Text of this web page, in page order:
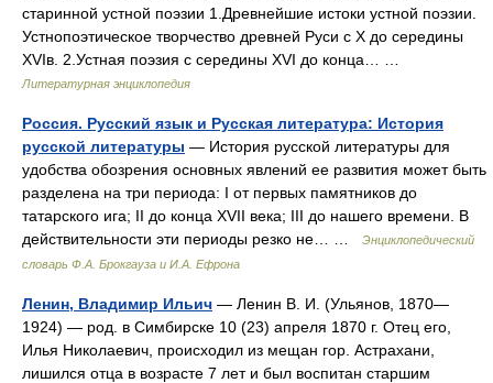
старинной устной поэзии 1.Древнейшие истоки устной поэзии.
Устнопоэтическое творчество древней Руси с X до середины
XVIв. 2.Устная поэзия с середины XVI до конца… …
Литературная энциклопедия
Россия. Русский язык и Русская литература: История
русской литературы — История русской литературы для
удобства обозрения основных явлений ее развития может быть
разделена на три периода: I от первых памятников до
татарского ига; II до конца XVII века; III до нашего времени. В
действительности эти периоды резко не… …
Энциклопедический
словарь Ф.А. Брокгауза и И.А. Ефрона
Ленин, Владимир Ильич — Ленин В. И. (Ульянов, 1870—
1924) — род. в Симбирске 10 (23) апреля 1870 г. Отец его,
Илья Николаевич, происходил из мещан гор. Астрахани,
лишился отца в возрасте 7 лет и был воспитан старшим